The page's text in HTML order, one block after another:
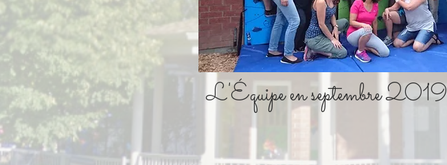
L'Équipe en septembre 2019